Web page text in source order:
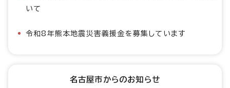
いて
令和8年熊本地震災害義援金を募集しています
名古屋市からのお知らせ